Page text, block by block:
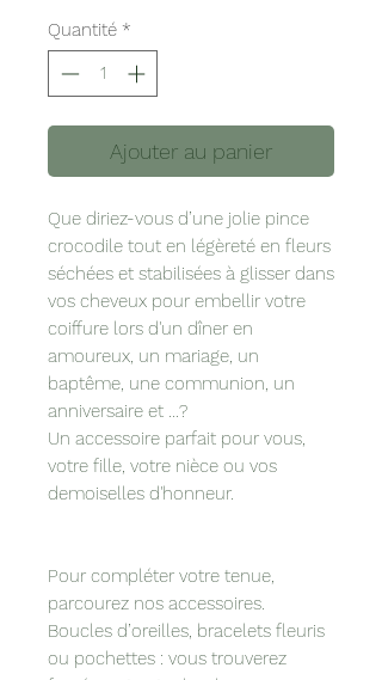
Quantité *
Ajouter au panier
Que diriez-vous d’une jolie pince
crocodile tout en légèreté en fleurs
séchées et stabilisées à glisser dans
vos cheveux pour embellir votre
coiffure lors d'un dîner en
amoureux, un mariage, un
baptême, une communion, un
anniversaire et ...?
Un accessoire parfait pour vous,
votre fille, votre nièce ou vos
demoiselles d'honneur.
Pour compléter votre tenue,
parcourez nos accessoires.
Boucles d’oreilles, bracelets fleuris
ou pochettes : vous trouverez